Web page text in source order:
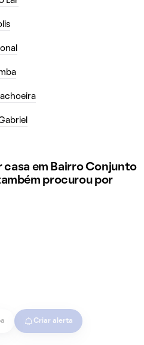
Criar alerta
casa em Bairro Conjunto
procurou por